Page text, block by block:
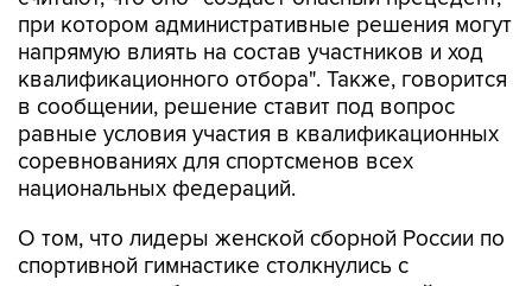
при котором административные решения могут
напрямую влиять на состав участников и ход
квалификационного отбора". Также, говорится
в сообщении, решение ставит под вопрос
равные условия участия в квалификационных
соревнованиях для спортсменов всех
национальных федераций.
О том, что лидеры женской сборной России по
спортивной гимнастике столкнулись с